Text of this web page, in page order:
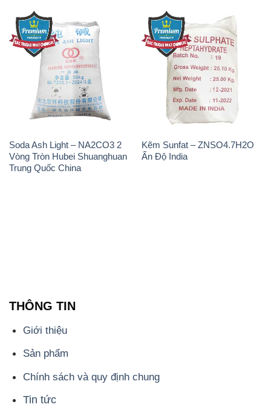
Soda Ash Light – NA2CO3 2
Vòng Tròn Hubei Shuanghuan
Trung Quốc China
Kẽm Sunfat – ZNSO4.7H2O
Ấn Độ India
THÔNG TIN
Giới thiệu
Sản phẩm
Chính sách và quy định chung
Tin tức